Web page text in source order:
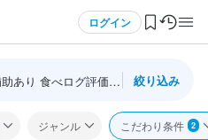
ログイン
料会員登録
あり 食べログ評価 3.5以上絞り込み
ジャンル こだわり条件 2